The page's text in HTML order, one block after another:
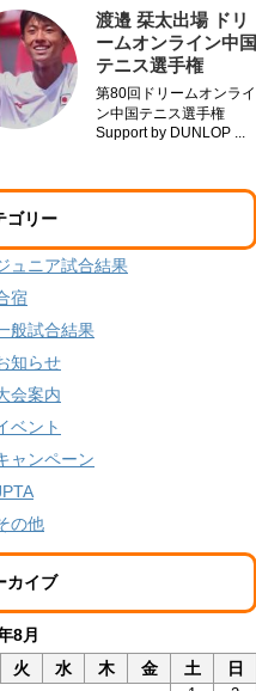
渡邉 栞太出場 ドリ
ームオンライン中国
テニス選手権
第80回ドリームオンライ
ン中国テニス選手権
Support by DUNLOP ...
ゴリー
ュニア試合結果
宿
般試合結果
知らせ
会案内
ベント
ャンペーン
の他
カイブ
8月
火 水 木 金 土 日